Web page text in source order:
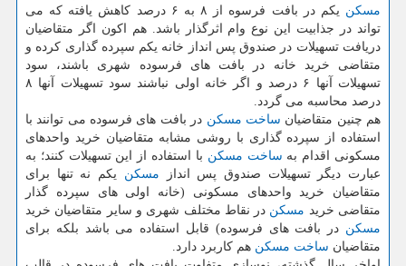
مسكن
یكم در بافت فرسوه از ۸ به ۶ درصد كاهش یافته كه می
تواند در جذابیت این نوع وام اثرگذار باشد. هم اكون اگر متقاضیان
دریافت تسهیلات در صندوق پس انداز خانه یكم سپرده گذاری كرده و
متقاضی خرید خانه در بافت های فرسوده شهری باشند، سود
تسهیلات آنها ۶ درصد و اگر خانه اولی نباشند سود تسهیلات آنها ۸
درصد محاسبه می گردد.
هم چنین متقاضیان ساخت مسكن در بافت های فرسوده می توانند با
استفاده از سپرده گذاری با روشی مشابه متقاضیان خرید واحدهای
مسكونی اقدام به ساخت مسكن با استفاده از این تسهیلات كنند؛ به
عبارت دیگر تسهیلات صندوق پس انداز مسكن یكم نه تنها برای
متقاضیان خرید واحدهای مسكونی (خانه اولی های سپرده گذار
متقاضی خرید مسكن در نقاط مختلف شهری و سایر متقاضیان خرید
مسكن در بافت های فرسوده) قابل استفاده می باشد بلكه برای
متقاضیان ساخت مسكن هم كاربرد دارد.